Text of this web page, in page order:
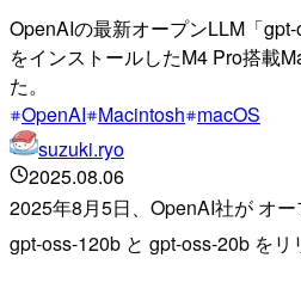
OpenAIの最新オープンLLM「
をインストールしたM4 Pro搭載
た。
OpenAI Macintosh macOS
suzuki.ryo
2025.08.06
2025年8月5日、OpenAI社が オ
gpt-oss-120b と gpt-oss-20b をリ